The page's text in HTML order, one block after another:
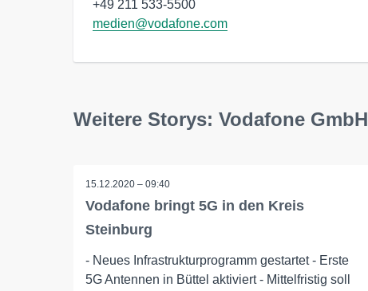
medien@vodafone.com
Weitere Storys: Vodafone GmbH
15.12.2020 – 09:40
Vodafone bringt 5G in den Kreis
Steinburg
- Neues Infrastrukturprogramm gestartet - Erste
5G Antennen in Büttel aktiviert - Mittelfristig soll